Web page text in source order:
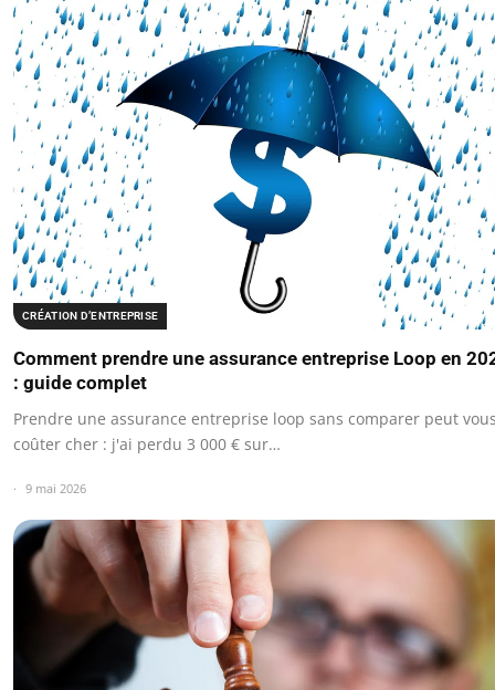
CRÉATION D’ENTREPRISE
Comment prendre une assurance entreprise Loop en
: guide complet
Prendre une assurance entreprise loop sans comparer peut
coûter cher : j'ai perdu 3 000 € sur…
9 mai 2026